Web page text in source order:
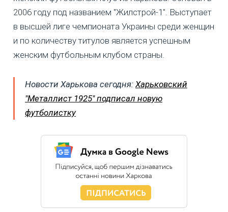
2006 году под названием "Жилстрой-1". Выступает
в высшей лиге чемпионата Украины среди женщин
и по количеству титулов является успешным
женским футбольным клубом страны.
Новости Харькова сегодня: Харьковский
"Металлист 1925" подписал новую
футболистку